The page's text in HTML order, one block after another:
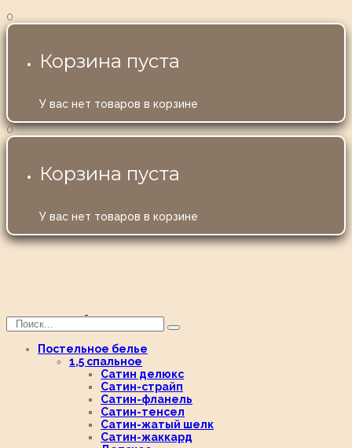
0
Корзина пуста
У вас нет товаров в корзине
0
Корзина пуста
У вас нет товаров в корзине
Постельное белье
1,5 спальное
Сатин делюкс
Сатин-страйп
Сатин-фланель
Сатин-тенсел
Сатин-жатый шелк
Сатин-жаккард